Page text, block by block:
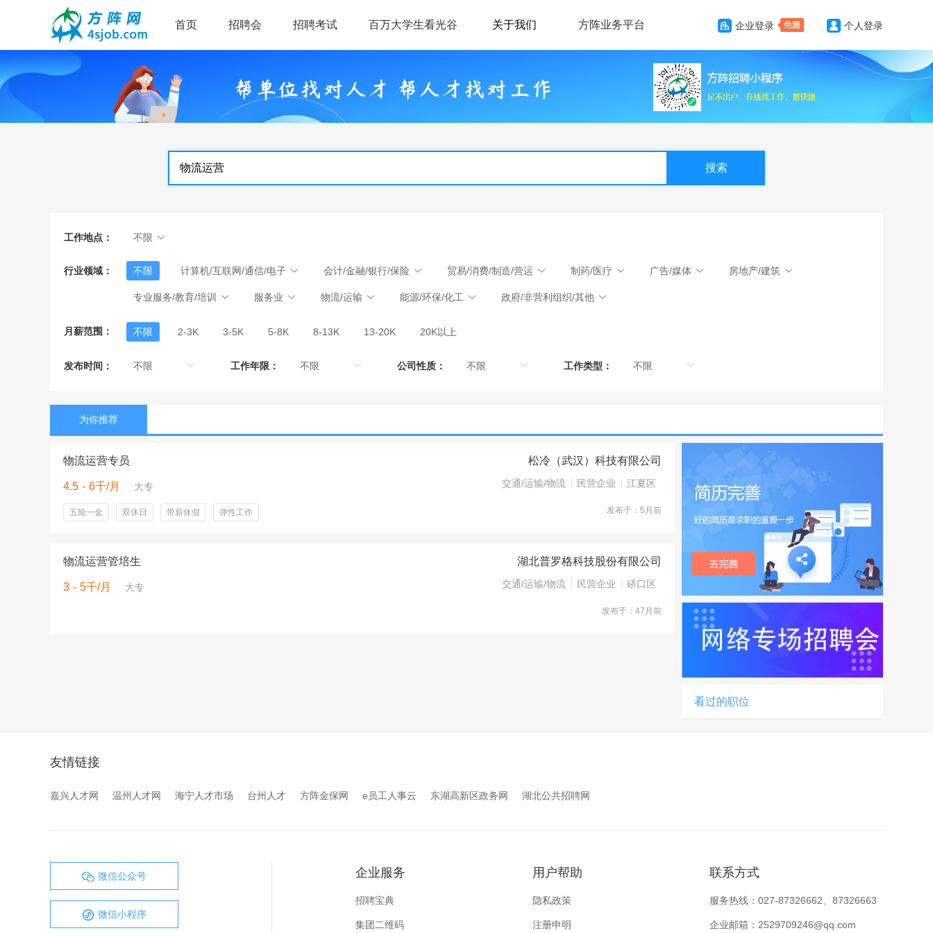
首页 招聘会 招聘考试 百万大学生看光谷 关于我们 方阵业务平台 企业登录 个人登录
搜索
工作地点： 不限
行业领域： 不限 计算机/互联网/通信/电子 会计/金融/银行/保险 贸易/消费/制造/营运 制药/医疗 广告/媒体 房地产/建筑
专业服务/教育/培训 服务业 物流/运输 能源/环保/化工 政府/非营利组织/其他
月薪范围： 不限 2-3K 3-5K 5-8K 8-13K 13-20K 20K以上
发布时间： 工作年限： 公司性质： 工作类型：
为你推荐
物流运营专员
4.5 - 6千/月 大专
五险一金 双休日 带薪休假 弹性工作
松冷（武汉）科技有限公司
交通/运输/物流 民营企业 江夏区
发布于：5月前
物流运营管培生
3 - 5千/月 大专
湖北普罗格科技股份有限公司
交通/运输/物流 民营企业 硚口区
发布于：47月前
看过的职位
友情链接
嘉兴人才网 温州人才网 海宁人才市场 台州人才 方阵金保网 e员工人事云 东湖高新区政务网 湖北公共招聘网
微信公众号
微信小程序
企业服务
招聘宝典
集团二维码
用户帮助
隐私政策
注册申明
联系方式
服务热线：027-87326662、87326663
企业邮箱：2529709246@qq.com